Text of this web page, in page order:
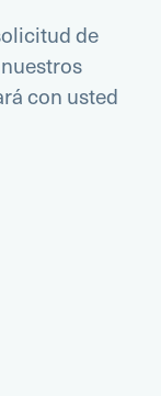
de
con usted